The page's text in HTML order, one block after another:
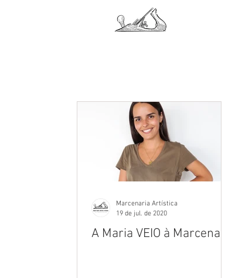
A Maria VEIO à Marcenaria
Marcenaria Artística
19 de jul. de 2020